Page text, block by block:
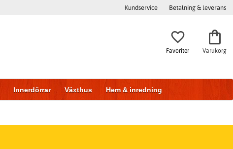
Kundservice Betalning & leverans
Favoriter Varukorg
Innerdörrar Växthus Hem & inredning